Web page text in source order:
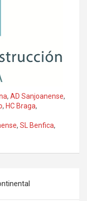
, AD Sanjoanense,
, HC Braga,
, SL Benfica,